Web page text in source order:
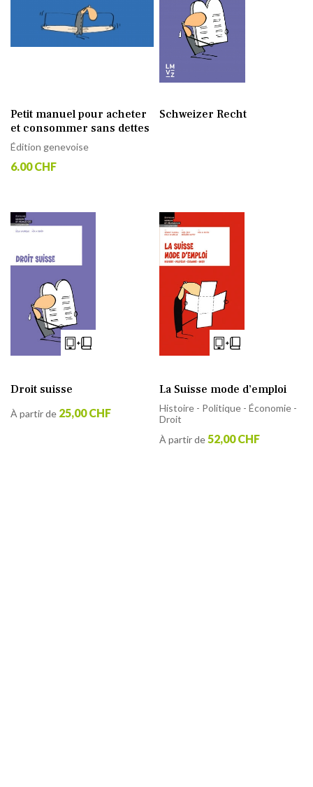
Petit manuel pour acheter
et consommer sans dettes
Édition genevoise
6.00 CHF
Schweizer Recht
Droit suisse
À partir de 25,00 CHF
La Suisse mode d’emploi
Histoire - Politique - Économie -
Droit
À partir de52,00 CHF